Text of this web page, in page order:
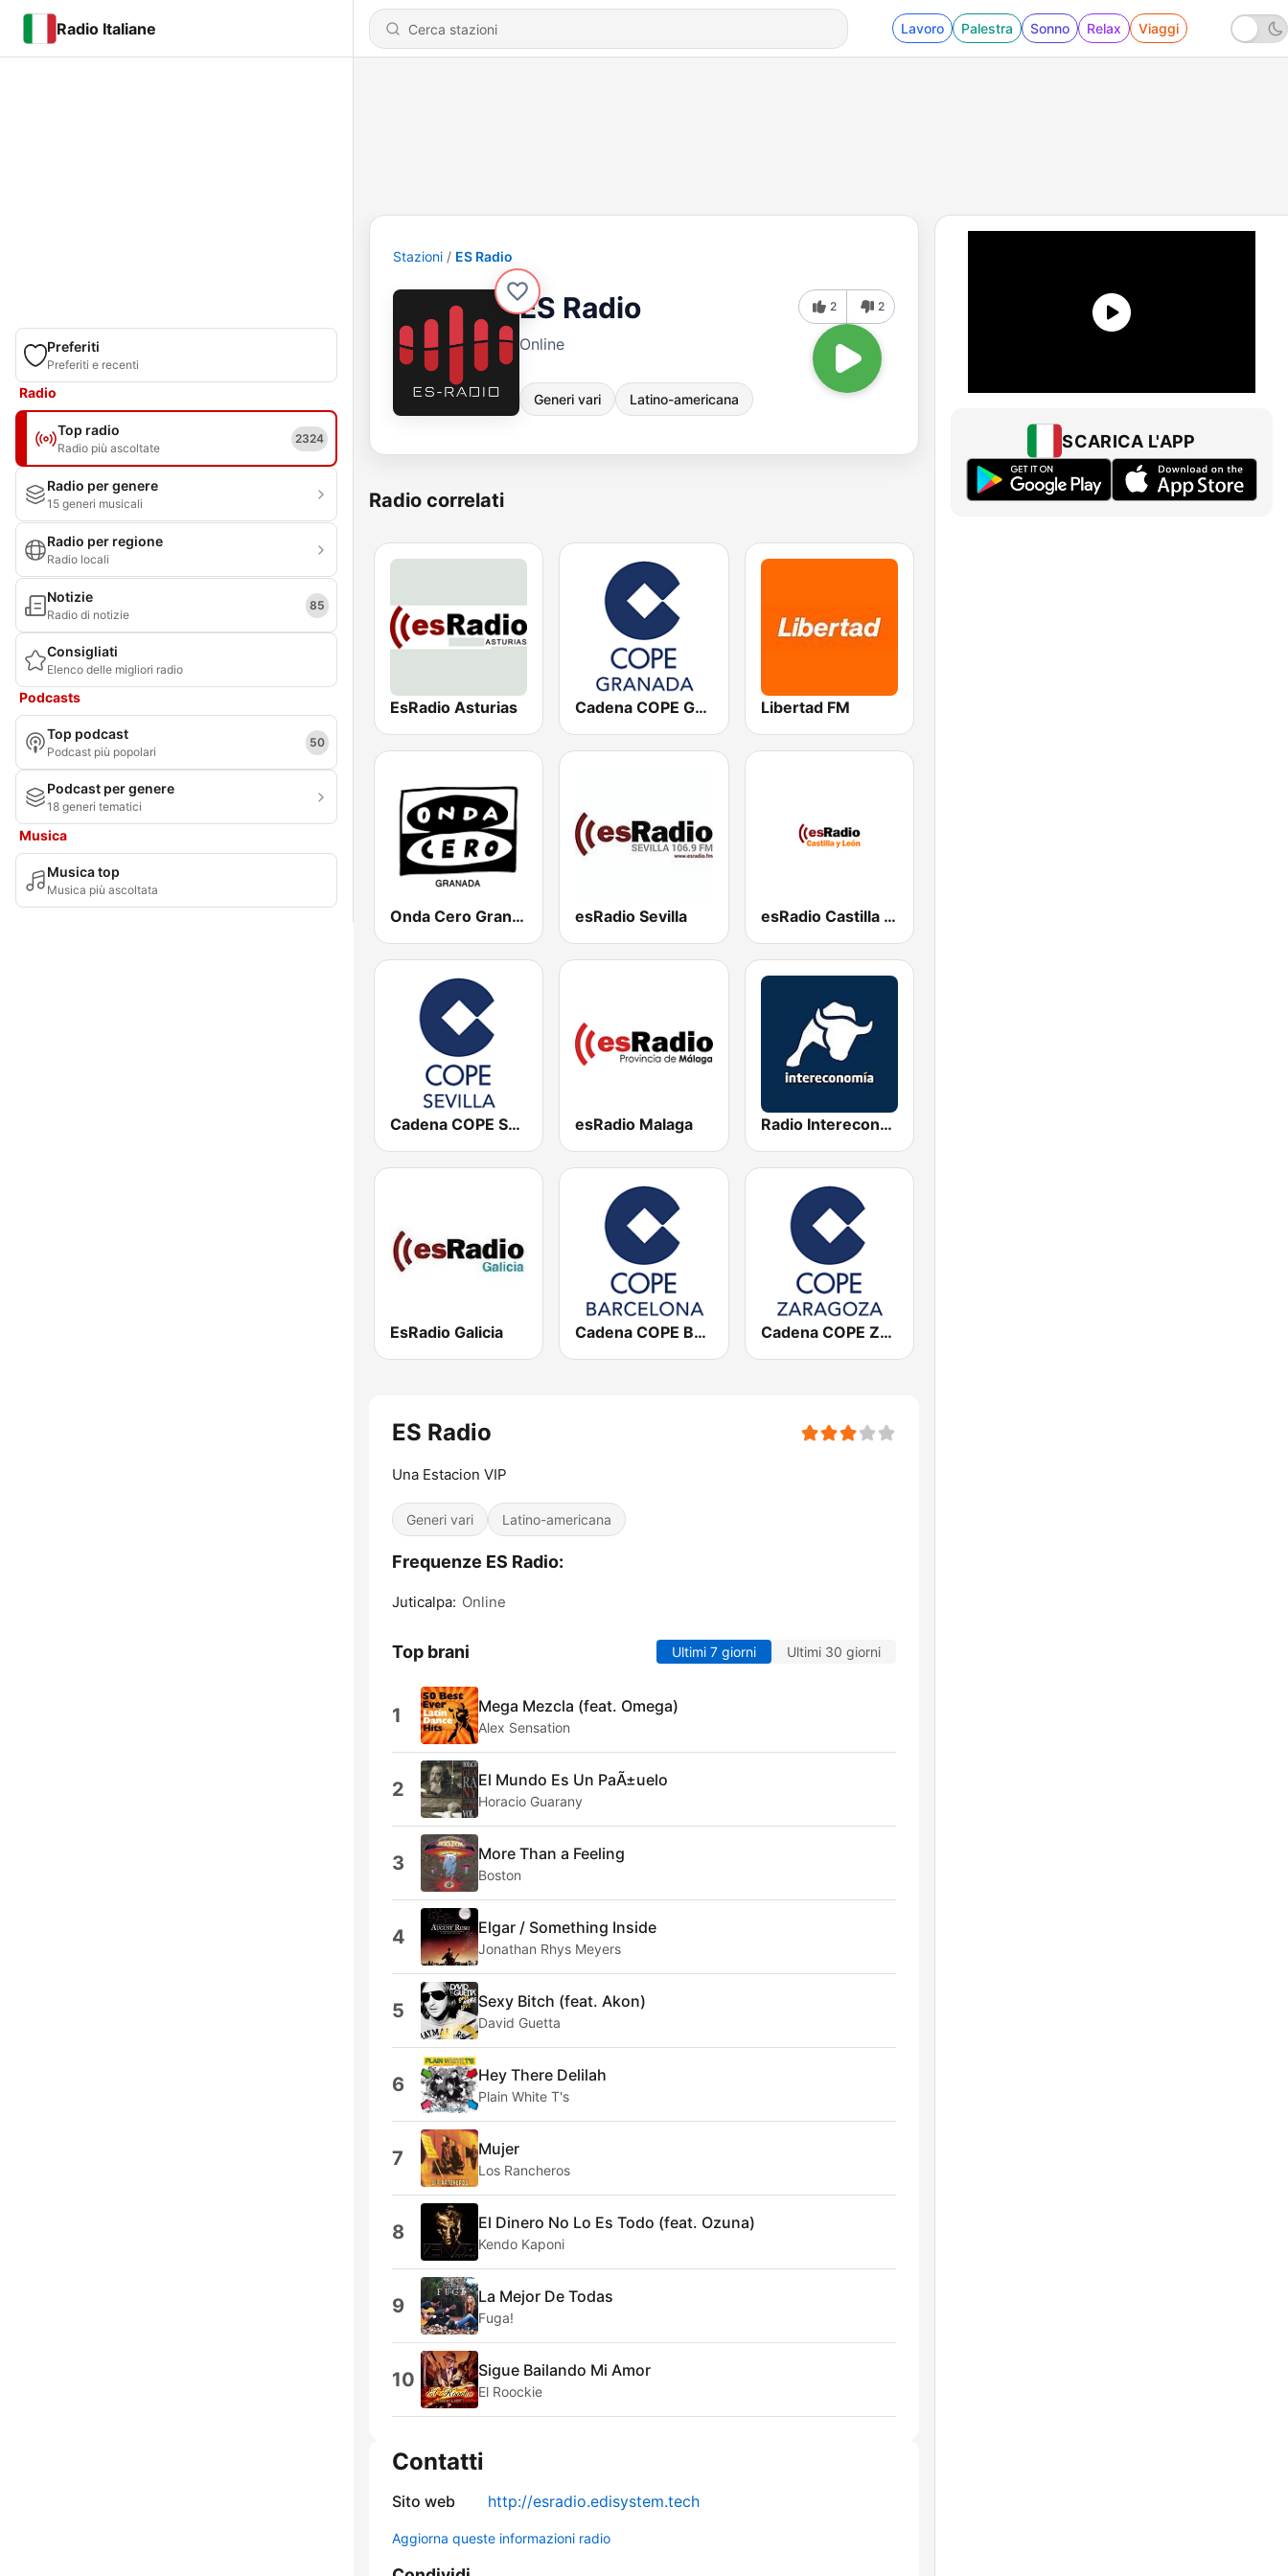
Radio Italiane Lavoro Palestra Sonno Relax Viaggi
Preferiti
Preferiti e recenti
Radio
Top radio
Radio più ascoltate
2324
Radio per genere
15 generi musicali
Radio per regione
Radio locali
Notizie
Radio di notizie
85
Consigliati
Elenco delle migliori radio
Podcasts
Top podcast
Podcast più popolari
50
Podcast per genere
18 generi tematici
Musica
Musica top
Musica più ascoltata
Stazioni ES Radio
ES Radio
Online
Generi vari Latino-americana
2 2
Radio correlati
EsRadio Asturias Cadena COPE Granada Libertad FM
Onda Cero Granada esRadio Sevilla esRadio Castilla y Leon
Cadena COPE Sevilla esRadio Malaga Radio Intereconomía
EsRadio Galicia Cadena COPE Barcelona FM Cadena COPE Zaragoza
ES Radio
Una Estacion VIP
Generi vari Latino-americana
Frequenze ES Radio:
Juticalpa: Online
Top brani Ultimi 7 giorni Ultimi 30 giorni
1 Mega Mezcla (feat. Omega)
Alex Sensation
2 El Mundo Es Un PaÃ±uelo
Horacio Guarany
3 More Than a Feeling
Boston
4 Elgar / Something Inside
Jonathan Rhys Meyers
5 Sexy Bitch (feat. Akon)
David Guetta
6 Hey There Delilah
Plain White T's
7 Mujer
Los Rancheros
8 El Dinero No Lo Es Todo (feat. Ozuna)
Kendo Kaponi
9 La Mejor De Todas
Fuga!
10 Sigue Bailando Mi Amor
El Roockie
Contatti
Sito web http://esradio.edisystem.tech
Aggiorna queste informazioni radio
SCARICA L'APP